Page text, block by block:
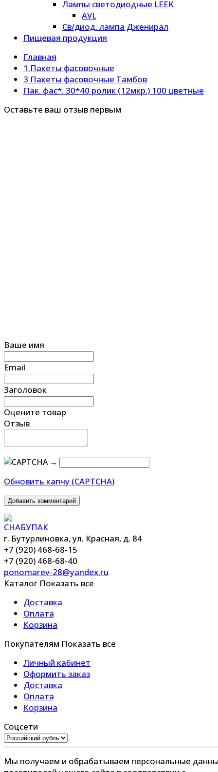
Лампы светодиодные LEEK
AVL
Св/диод. лампа Дженирал
Пищевая продукция
Главная
1.Пакеты фасовочные
3 Пакеты фасовочные Тамбов
Пак. фас*. 30*40 ролик (12мкр.) 100 цветные
Оставьте ваш отзыв первым
Ваше имя
Email
Заголовок
Оцените товар
Отзыв
→
Обновить капчу (CAPTCHA)
Добавить комментарий
г. Бутурлиновка, ул. Красная, д. 84
+7 (920) 468-68-15
+7 (920) 468-68-40
ponomarev-28@yandex.ru
Каталог Показать все
Доставка
Оплата
Корзина
Покупателям Показать все
Личный кабинет
Оформить заказ
Доставка
Оплата
Корзина
Соцсети
Мы получаем и обрабатываем персональные